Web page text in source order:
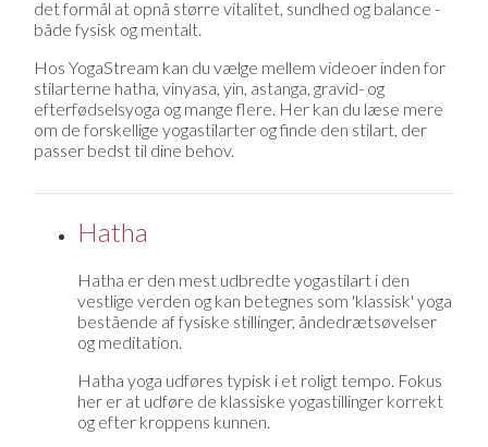
det formål at opnå større vitalitet, sundhed og balance -
både fysisk og mentalt.
Hos YogaStream kan du vælge mellem videoer inden for
stilarterne hatha, vinyasa, yin, astanga, gravid- og
efterfødselsyoga og mange flere. Her kan du læse mere
om de forskellige yogastilarter og finde den stilart, der
passer bedst til dine behov.
Hatha
Hatha er den mest udbredte yogastilart i den
vestlige verden og kan betegnes som 'klassisk' yoga
bestående af fysiske stillinger, åndedrætsøvelser
og meditation.
Hatha yoga udføres typisk i et roligt tempo. Fokus
her er at udføre de klassiske yogastillinger korrekt
og efter kroppens kunnen.